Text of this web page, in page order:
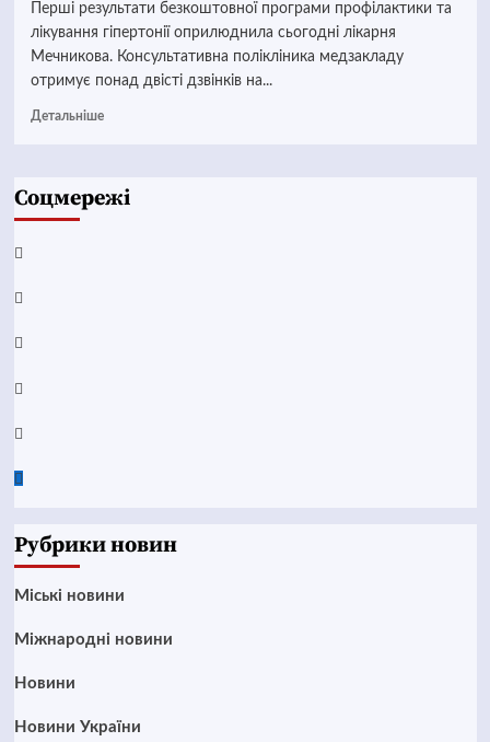
Перші результати безкоштовної програми профілактики та
лікування гіпертонії оприлюднила сьогодні лікарня
Мечникова. Консультативна полікліника медзакладу
отримує понад двісті дзвінків на...
Детальніше
Соцмережі
Facebook
YouTube
Telegram
Instagram
Twitter
Google
Рубрики новин
Mіські новини
Міжнародні новини
Новини
Новини України